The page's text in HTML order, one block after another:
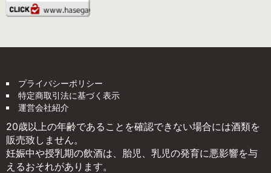
プライバシーポリシー
特定商取引法に基づく表示
運営会社紹介
20歳以上の年齢であることを確認できない場合には酒類を
販売致しません。
妊娠中や授乳期の飲酒は、胎児、乳児の発育に悪影響を与
えるおそれがあります。